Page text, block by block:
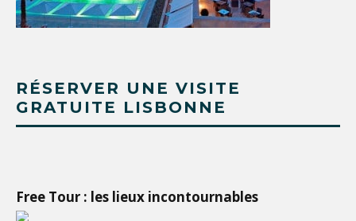
RÉSERVER UNE VISITE
GRATUITE LISBONNE
Free Tour : les lieux incontournables